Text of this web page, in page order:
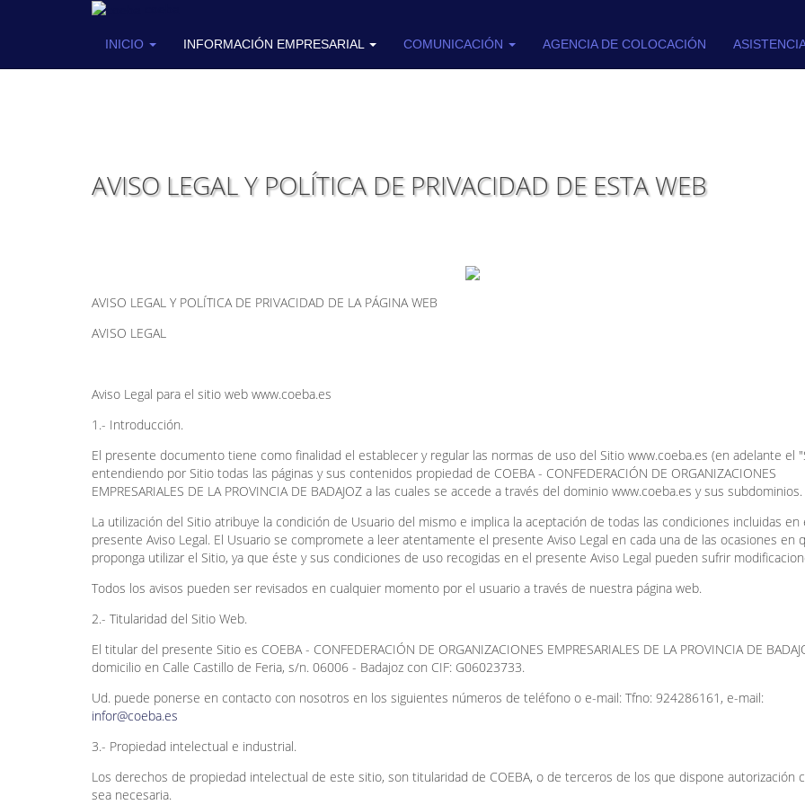
INICIO INFORMACIÓN EMPRESARIAL COMUNICACIÓN AGENCIA DE COLOCACIÓN
AVISO LEGAL Y POLÍTICA DE PRIVACIDAD DE ESTA WEB
AVISO LEGAL Y POLÍTICA DE PRIVACIDAD DE LA PÁGINA WEB
AVISO LEGAL
Aviso Legal para el sitio web www.coeba.es
1.- Introducción.
El presente documento tiene como finalidad el establecer y regular las normas de uso del Sitio www.coeba.es (en adelante el
entendiendo por Sitio todas las páginas y sus contenidos propiedad de COEBA - CONFEDERACIÓN DE ORGANIZACIONES
EMPRESARIALES DE LA PROVINCIA DE BADAJOZ a las cuales se accede a través del dominio www.coeba.es y sus subdominios.
La utilización del Sitio atribuye la condición de Usuario del mismo e implica la aceptación de todas las condiciones incluidas en
presente Aviso Legal. El Usuario se compromete a leer atentamente el presente Aviso Legal en cada una de las ocasiones en
proponga utilizar el Sitio, ya que éste y sus condiciones de uso recogidas en el presente Aviso Legal pueden sufrir
Todos los avisos pueden ser revisados en cualquier momento por el usuario a través de nuestra página web.
2.- Titularidad del Sitio Web.
El titular del presente Sitio es COEBA - CONFEDERACIÓN DE ORGANIZACIONES EMPRESARIALES DE LA PROVINCIA DE
domicilio en Calle Castillo de Feria, s/n. 06006 - Badajoz con CIF: G06023733.
Ud. puede ponerse en contacto con nosotros en los siguientes números de teléfono o e-mail: Tfno: 924286161, e-mail:
infor@coeba.es
3.- Propiedad intelectual e industrial.
Los derechos de propiedad intelectual de este sitio, son titularidad de COEBA, o de terceros de los que dispone autorización
sea necesaria.